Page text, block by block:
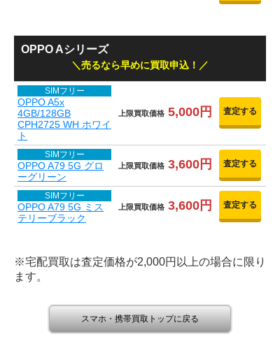
OPPO Aシリーズ
売るなら早めに買取申込！
SIMフリー
OPPO A5x
4GB/128GB
CPH2725 WH ホワイ
ト
上限買取価格 5,000円 査定する
SIMフリー
OPPO A79 5G グロ
ーグリーン
上限買取価格 3,600円 査定する
SIMフリー
OPPO A79 5G ミス
テリーブラック
上限買取価格 3,600円 査定する
※宅配買取は査定価格が2,000円以上の場合に限り
ます。
スマホ・携帯買取トップに戻る